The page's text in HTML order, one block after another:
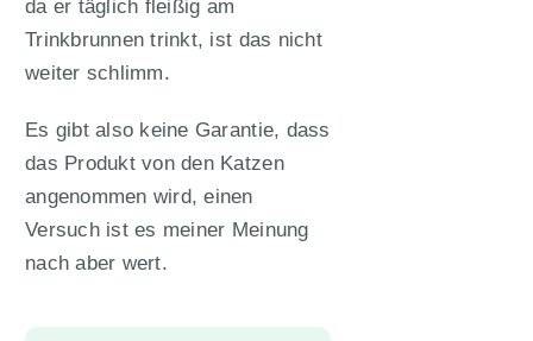
da er täglich fleißig am
Trinkbrunnen trinkt, ist das nicht
weiter schlimm.
Es gibt also keine Garantie, dass
das Produkt von den Katzen
angenommen wird, einen
Versuch ist es meiner Meinung
nach aber wert.